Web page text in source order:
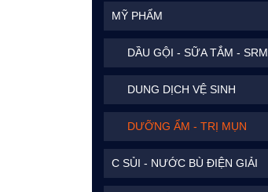
MỸ PHẨM
DẦU GỘI - SỮA TẮM - SRM
DUNG DỊCH VỆ SINH
DƯỠNG ẨM - TRỊ MỤN
C SỦI - NƯỚC BÙ ĐIỆN GIẢI